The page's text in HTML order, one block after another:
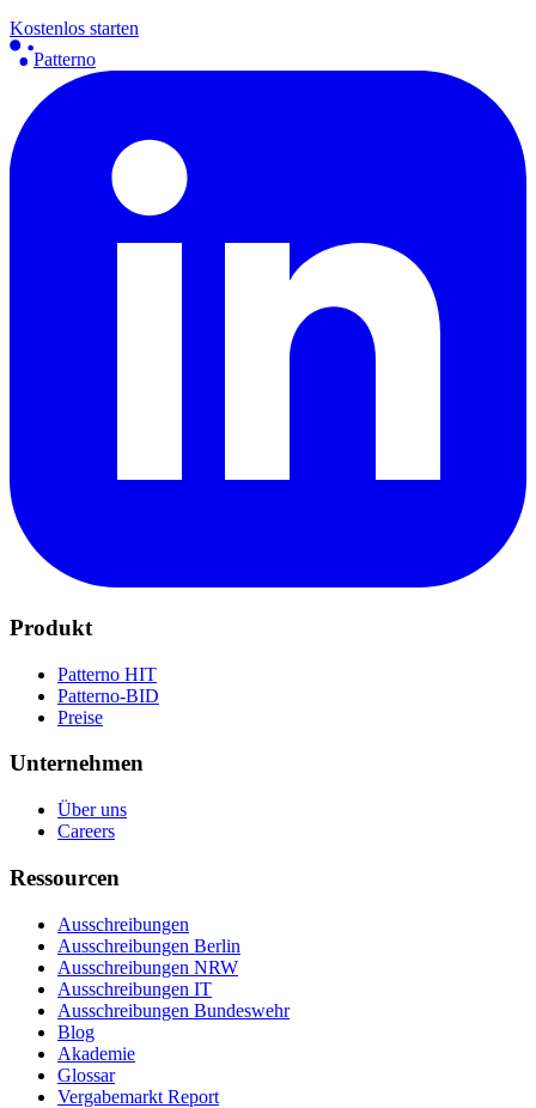
Kostenlos starten
Patterno
Produkt
Patterno HIT
Patterno-BID
Preise
Unternehmen
Über uns
Careers
Ressourcen
Ausschreibungen
Ausschreibungen Berlin
Ausschreibungen NRW
Ausschreibungen IT
Ausschreibungen Bundeswehr
Blog
Akademie
Glossar
Vergabemarkt Report